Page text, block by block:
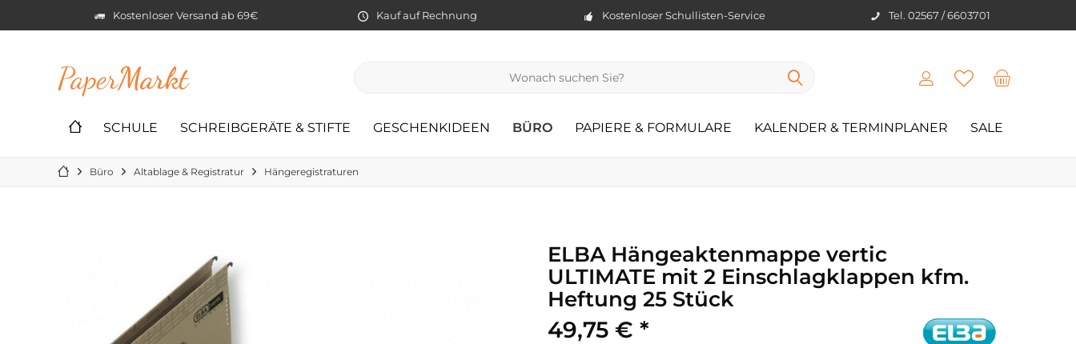
Kostenloser Versand ab 69€ Kauf auf Rechnung Kostenloser Schullisten-Service Tel. 02567 / 6603701
PaperMarkt
SCHULE SCHREIBGERÄTE & STIFTE GESCHENKIDEEN BÜRO PAPIERE & FORMULARE KALENDER & TERMINPLANER SALE
Büro Altablage & Registratur Hängeregistraturen
ELBA Hängeaktenmappe vertic
ULTIMATE mit 2 Einschlagklappen kfm.
Heftung 25 Stück
49,75 € *